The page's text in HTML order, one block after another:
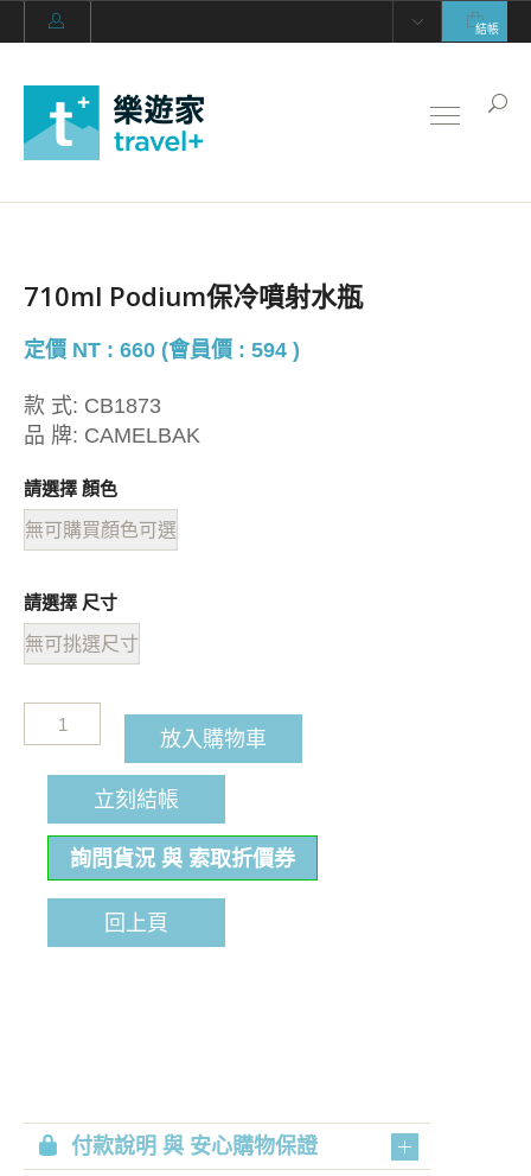
結帳
710ml Podium保冷噴射水瓶
定價 NT : 660 (會員價 : 594 )
款 式: CB1873
品 牌: CAMELBAK
請選擇 顏色
無可購買顏色可選
請選擇 尺寸
無可挑選尺寸
放入購物車
立刻結帳
詢問貨況 與 索取折價券
回上頁
付款說明 與 安心購物保證